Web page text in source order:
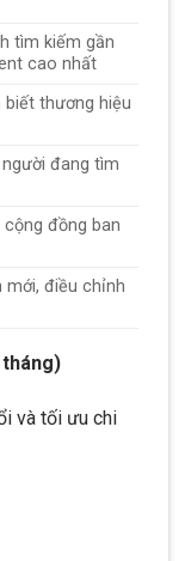
tìm kiếm gần
cao nhất
biết thương hiệu
đang tìm
cộng đồng ban
mới, điều chỉnh
và tối ưu chi